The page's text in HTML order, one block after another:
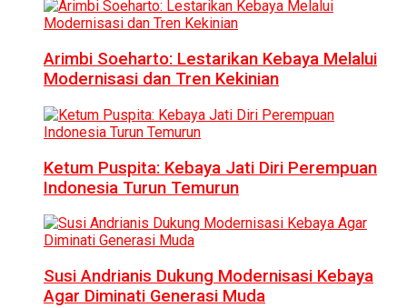
Arimbi Soeharto: Lestarikan Kebaya Melalui
Modernisasi dan Tren Kekinian
Ketum Puspita: Kebaya Jati Diri Perempuan
Indonesia Turun Temurun
Susi Andrianis Dukung Modernisasi Kebaya
Agar Diminati Generasi Muda